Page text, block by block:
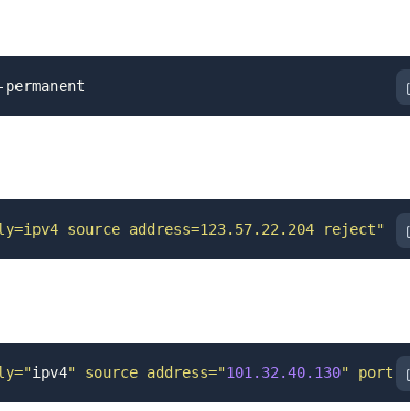
source address=123.57.22.204 reject"
ipv4" source address="101.32 .40.130" port